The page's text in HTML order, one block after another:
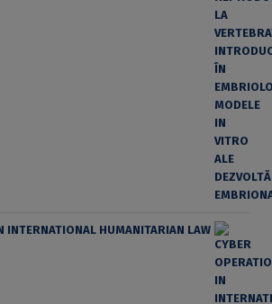
INTERNATIONAL HUMANITARIAN LAW